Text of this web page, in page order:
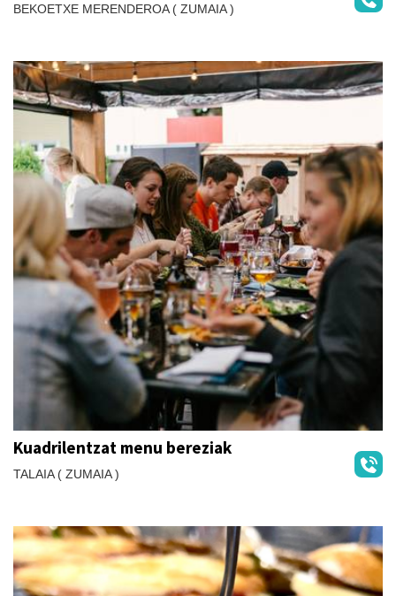
BEKOETXE MERENDEROA ( ZUMAIA )
Kuadrilentzat menu bereziak
TALAIA ( ZUMAIA )